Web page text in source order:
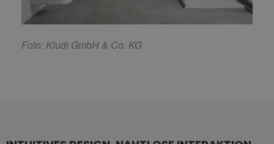
Foto: Kludi GmbH & Co. KG